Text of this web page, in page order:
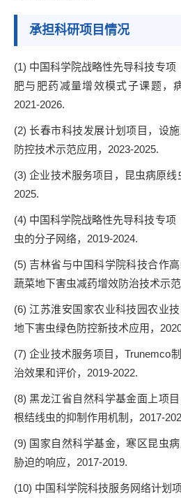
承担科研项目情况
(1) 中国科学院战略性先导科技专项
肥与肥药减量增效模式子课题，
2021-2026.
(2) 长春市科技发展计划项目，设
防控技术示范应用，2023-2025.
(3) 企业技术服务项目，昆虫病原
2025.
(4) 中国科学院战略性先导科技专项
虫的分子网络，2019-2024.
(5) 吉林省与中国科学院科技合作
蔬菜地下害虫减药增效防治技术示
(6) 江苏淮安国家农业科技园农业
地下害虫绿色防控新技术应用，
(7) 企业技术服务项目，Trunemco
治效果和评价，2019-2022.
(8) 黑龙江省自然科学基金面上项
根结线虫的抑制作用机制，2017-
(9) 国家自然科学基金，寒区昆虫
胁迫的响应，2017-2019.
(10) 中国科学院科技服务网络计划